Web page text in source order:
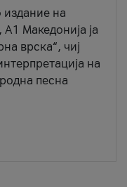
на
Македонија ја
врска“, чиј
на
песна